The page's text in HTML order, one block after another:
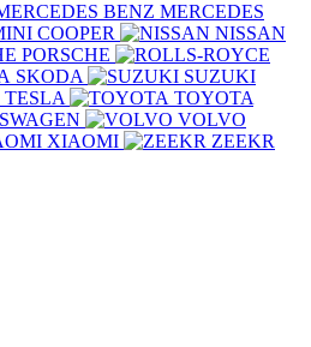
MERCEDES
COOPER
NISSAN
PORSCHE
SKODA
SUZUKI
TESLA
TOYOTA
VOLVO
XIAOMI
ZEEKR